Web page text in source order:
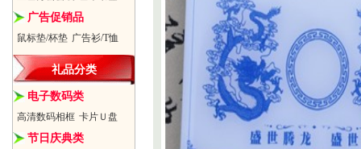
广告促销品
鼠标垫/杯垫 广告衫/T恤
礼品分类
电子数码类
高清数码相框 卡片Ｕ盘
节日庆典类